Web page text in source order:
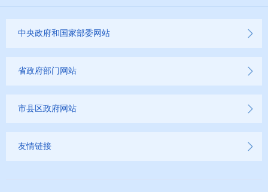
中央政府和国家部委网站
省政府部门网站
市县区政府网站
友情链接